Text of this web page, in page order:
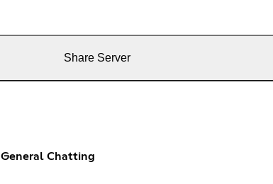
Share Server
General Chatting